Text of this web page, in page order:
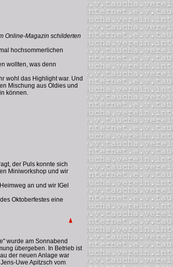
Online-Magazin schilderten
hochsommerlichen
wollten, was denn
wohl das Highlight war. Und
Mischung aus Oldies und
können.
der Puls konnte sich
Miniworkshop und wir
an und wir IGel
Oktoberfestes eine
wurde am Sonnabend
übergeben. In Betrieb ist
der neuen Anlage war
Uwe Apitzsch vom